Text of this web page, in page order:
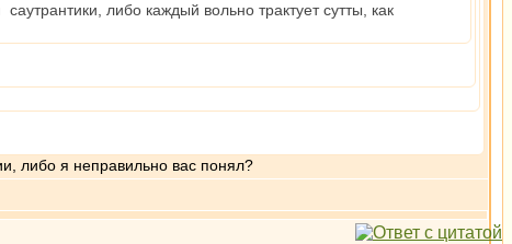
либо каждый вольно трактует сутты, как
либо я неправильно вас понял?